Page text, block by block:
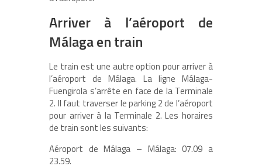
Arriver à l’aéroport de
Málaga en train
Le train est une autre option pour arriver à
l’aéroport de Málaga. La ligne Málaga-
Fuengirola s’arrête en face de la Terminale
2. Il faut traverser le parking 2 de l’aéroport
pour arriver à la Terminale 2. Les horaires
de train sont les suivants:
Aéroport de Málaga – Málaga: 07.09 a
23.59.